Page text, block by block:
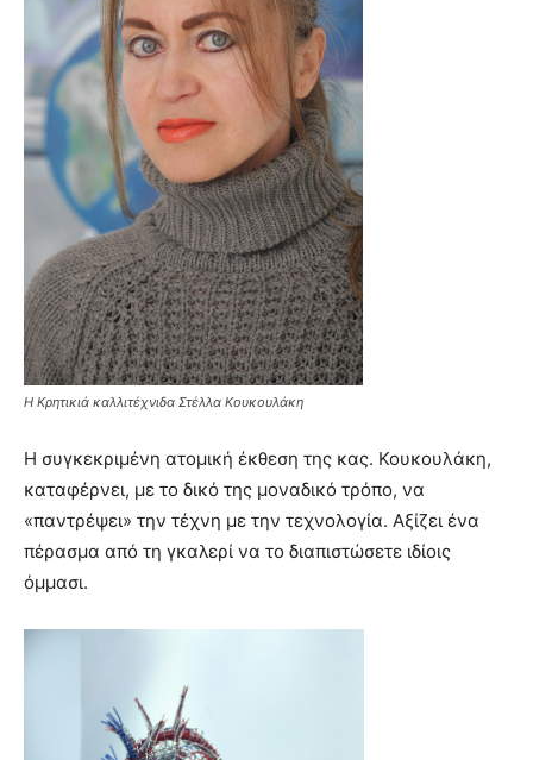
H Κρητικιά καλλιτέχνιδα Στέλλα Κουκουλάκη
Η συγκεκριμένη ατομική έκθεση της κας. Κουκουλάκη,
καταφέρνει, με το δικό της μοναδικό τρόπο, να
«παντρέψει» την τέχνη με την τεχνολογία. Αξίζει ένα
πέρασμα από τη γκαλερί να το διαπιστώσετε ιδίοις
όμμασι.